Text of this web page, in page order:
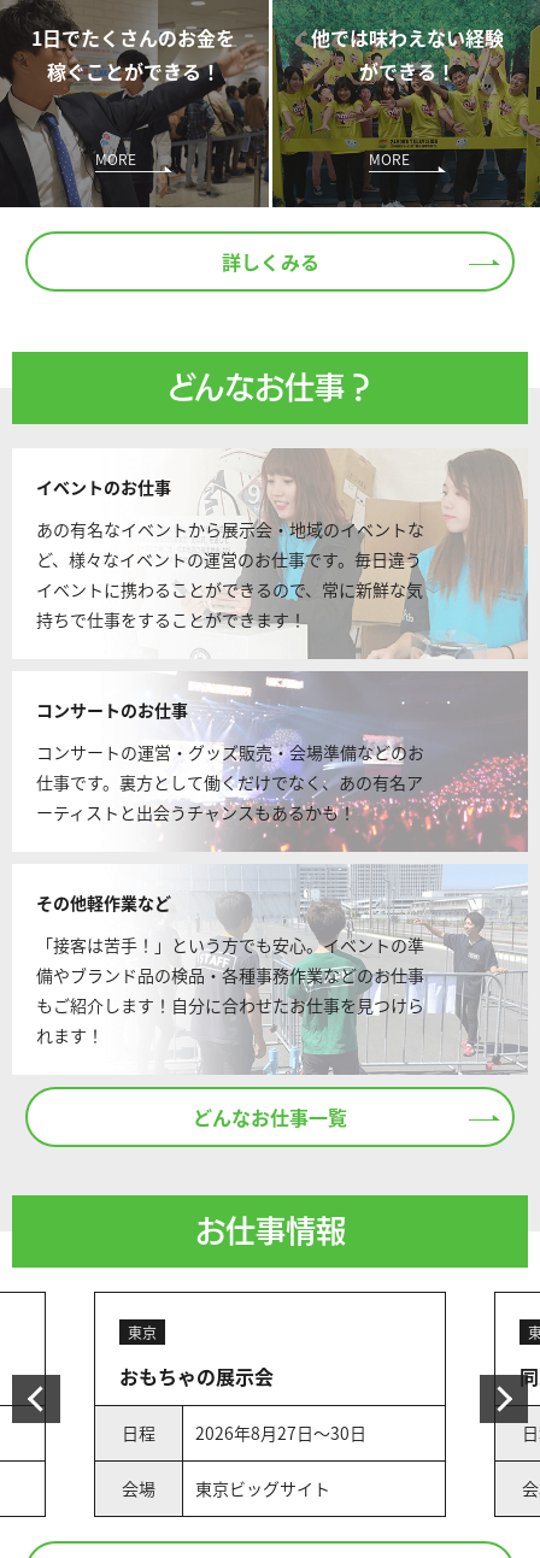
1日でたくさんのお金を
稼ぐことができる！
MORE
他では味わえない経験
ができる！
MORE
詳しくみる
どんなお仕事？
イベントのお仕事
あの有名なイベントから展示会・地域のイベントな
ど、様々なイベントの運営のお仕事です。毎日違う
イベントに携わることができるので、常に新鮮な気
持ちで仕事をすることができます！
コンサートのお仕事
コンサートの運営・グッズ販売・会場準備などのお
仕事です。裏方として働くだけでなく、あの有名ア
ーティストと出会うチャンスもあるかも！
その他軽作業など
「接客は苦手！」という方でも安心。イベントの準
備やブランド品の検品・各種事務作業などのお仕事
もご紹介します！自分に合わせたお仕事を見つけら
れます！
どんなお仕事一覧
お仕事情報
東京
おもちゃの展示会
日程 2026年8月27日～30日
会場 東京ビッグサイト